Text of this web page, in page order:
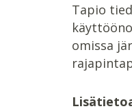
Tapio
omissa